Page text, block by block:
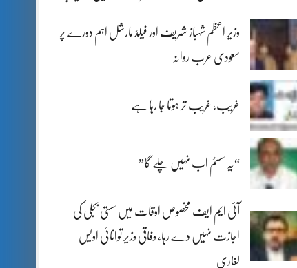
وزیر اعظم شہباز شریف اور فیلڈ مارشل اہم دورے پر
سعودی عرب روانہ
غریب، غریب تر ہوتا جا رہا ہے
“یہ سسٹم اب نہیں چلے گا”
آئی ایم ایف مخصوص اوقات میں سستی بجلی کی
اجازت نہیں دے رہا، وفاقی وزیر توانائی اویس
لغاری